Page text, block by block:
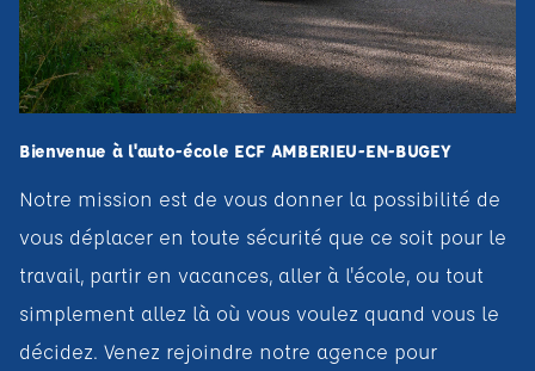
Bienvenue à l'auto-école ECF AMBERIEU-EN-BUGEY
Notre mission est de vous donner la possibilité de
vous déplacer en toute sécurité que ce soit pour le
travail, partir en vacances, aller à l'école, ou tout
simplement allez là où vous voulez quand vous le
décidez. Venez rejoindre notre agence pour